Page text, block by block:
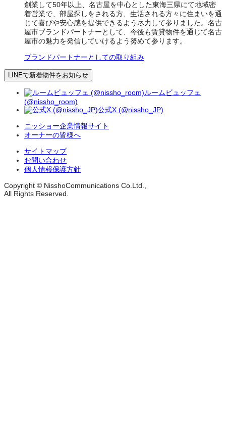
創業して50年以上、名古屋を中心とした東海三県にて地域密
着営業で、部屋探しをされる方、生活される方々に住まいを通
じて喜びや安心感を提供できるよう尽力して参りました。名古
屋市ブランドパートナーとして、今後も賃貸物件を通じて名古
屋市の魅力を発信していけるよう努めて参ります。
ブランドパートナーとしての取り組み
LINEで新着物件をお知らせ
ルームビュッフェ
(@nissho_room)
公式X (@nissho_JP)
ニッショー企業情報サイト
オーナーの皆様へ
サイトマップ
お問い合わせ
個人情報保護方針
Copyright © NisshoCommunications Co.Ltd.,
All Rights Reserved.